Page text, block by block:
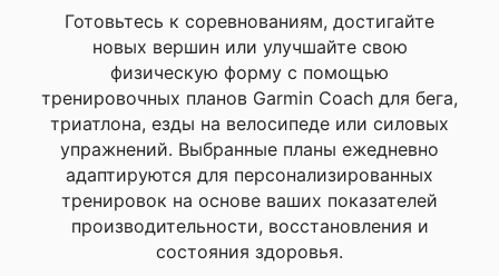
Самовывозе
Да
Тип дисплея
Готовьтесь к соревнованиям, достигайте
новых вершин или улучшайте свою
физическую форму с помощью
тренировочных планов Garmin Coach для бега,
триатлона, езды на велосипеде или силовых
упражнений. Выбранные планы ежедневно
адаптируются для персонализированных
тренировок на основе ваших показателей
производительности, восстановления и
состояния здоровья.
Часы
отличные.
Оригинал,
все
работает.
Доставка
быстрая.
Цена
адекватная.
Рекомендую